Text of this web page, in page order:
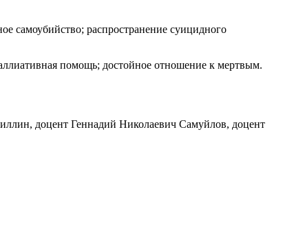
самоубийство; распространение суицидного
помощь; достойное отношение к мертвым.
доцент Геннадий Николаевич Самуйлов, доцент